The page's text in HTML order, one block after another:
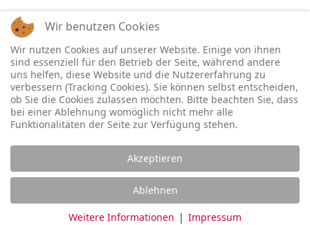
Wir benutzen Cookies
Wir nutzen Cookies auf unserer Website. Einige von ihnen
sind essenziell für den Betrieb der Seite, während andere
uns helfen, diese Website und die Nutzererfahrung zu
verbessern (Tracking Cookies). Sie können selbst entscheiden,
ob Sie die Cookies zulassen möchten. Bitte beachten Sie, dass
bei einer Ablehnung womöglich nicht mehr alle
Funktionalitäten der Seite zur Verfügung stehen.
Akzeptieren
Ablehnen
Weitere Informationen | Impressum